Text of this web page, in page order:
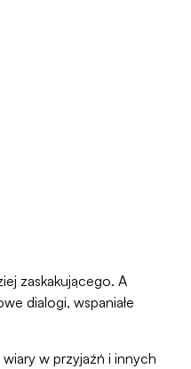
zaskakującego. A
dialogi, wspaniałe
w przyjaźń i innych